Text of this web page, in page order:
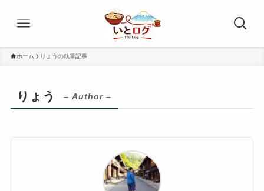
ホーム りょうの執筆記事
りょう – Author –